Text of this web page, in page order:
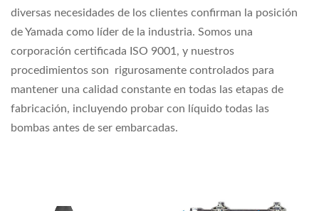
diversas necesidades de los clientes confirman la posición
de Yamada como líder de la industria. Somos una
corporación certificada ISO 9001, y nuestros
procedimientos son rigurosamente controlados para
mantener una calidad constante en todas las etapas de
fabricación, incluyendo probar con líquido todas las
bombas antes de ser embarcadas.